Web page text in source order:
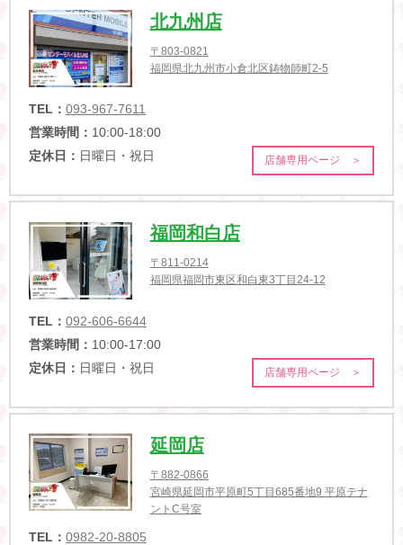
北九州店
〒803-0821
福岡県北九州市小倉北区鋳物師町2-5
TEL： 093-967-7611
営業時間： 10:00-18:00
定休日： 日曜日・祝日 店舗専用ページ ＞
福岡和白店
〒811-0214
福岡県福岡市東区和白東3丁目24-12
TEL： 092-606-6644
営業時間： 10:00-17:00
定休日： 日曜日・祝日 店舗専用ページ ＞
延岡店
〒882-0866
宮崎県延岡市平原町5丁目685番地9 平原テナ
ントC号室
TEL： 0982-20-8805